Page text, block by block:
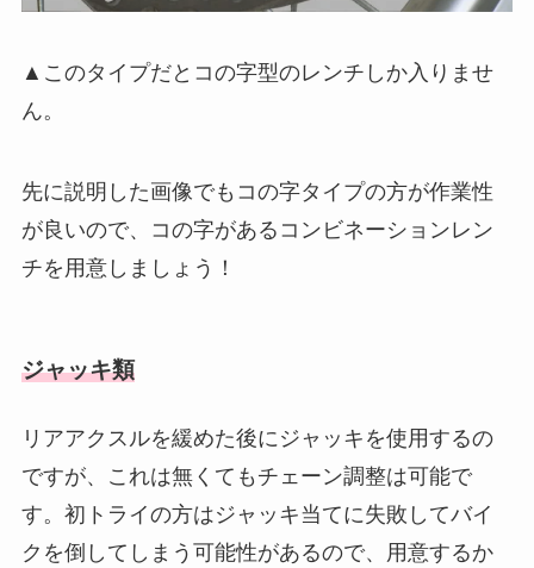
▲このタイプだとコの字型のレンチしか入りませ
ん。
先に説明した画像でもコの字タイプの方が作業性
が良いので、コの字があるコンビネーションレン
チを用意しましょう！
ジャッキ類
リアアクスルを緩めた後にジャッキを使用するの
ですが、これは無くてもチェーン調整は可能で
す。初トライの方はジャッキ当てに失敗してバイ
クを倒してしまう可能性があるので、用意するか